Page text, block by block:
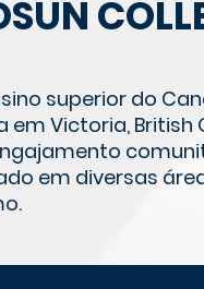
superior do
Victoria, British
em diversas